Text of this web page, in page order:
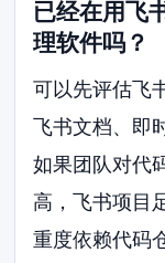
已经在用飞
理软件吗？
可以先评估飞
飞书文档、即
如果团队对代
高，飞书项目
重度依赖代码